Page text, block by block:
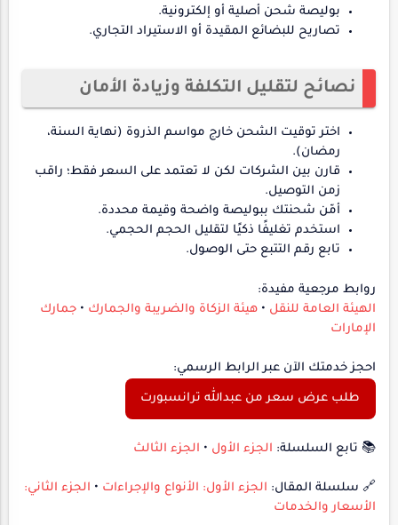
بوليصة شحن أصلية أو إلكترونية.
تصاريح للبضائع المقيدة أو الاستيراد التجاري.
نصائح لتقليل التكلفة وزيادة الأمان
اختر توقيت الشحن خارج مواسم الذروة (نهاية السنة،
رمضان).
قارن بين الشركات لكن لا تعتمد على السعر فقط؛ راقب
زمن التوصيل.
أمّن شحنتك ببوليصة واضحة وقيمة محددة.
استخدم تغليفًا ذكيًا لتقليل الحجم الحجمي.
تابع رقم التتبع حتى الوصول.
روابط مرجعية مفيدة:
الهيئة العامة للنقل • هيئة الزكاة والضريبة والجمارك • جمارك
الإمارات
احجز خدمتك الآن عبر الرابط الرسمي:
طلب عرض سعر من عبدالله ترانسبورت
📚 تابع السلسلة: الجزء الأول • الجزء الثالث
🔗 سلسلة المقال: الجزء الأول: الأنواع والإجراءات • الجزء الثاني:
الأسعار والخدمات